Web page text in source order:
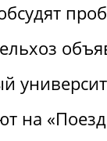
на